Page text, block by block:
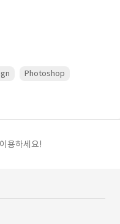
Photoshop
용하세요!